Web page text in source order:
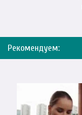
Рекомендуем: